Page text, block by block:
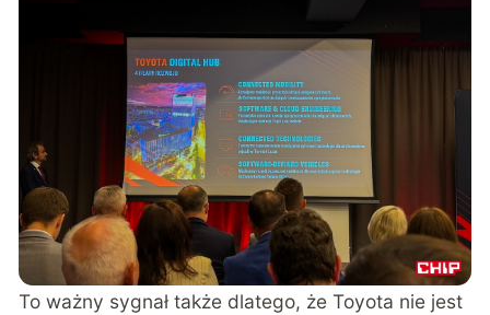
To ważny sygnał także dlatego, że Toyota nie jest